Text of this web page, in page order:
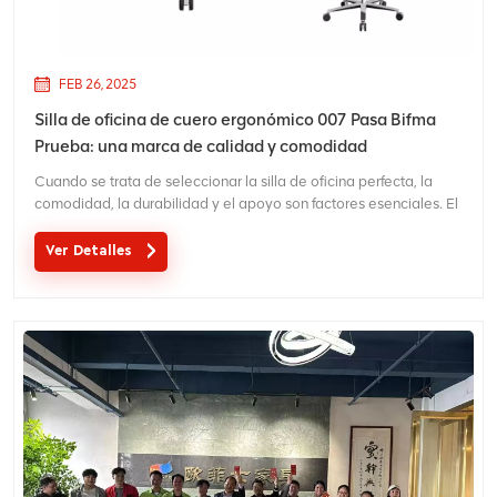
FEB 26, 2025
Silla de oficina de cuero ergonómico 007 Pasa Bifma
Prueba: una marca de calidad y comodidad
Cuando se trata de seleccionar la silla de oficina perfecta, la
comodidad, la durabilidad y el apoyo son factores esenciales. El
recientemente la rigurosa prueba de BIFMA (Asociación de
Fabricantes de Muebles Comerciales e Institucionales), un p...
Ver Detalles